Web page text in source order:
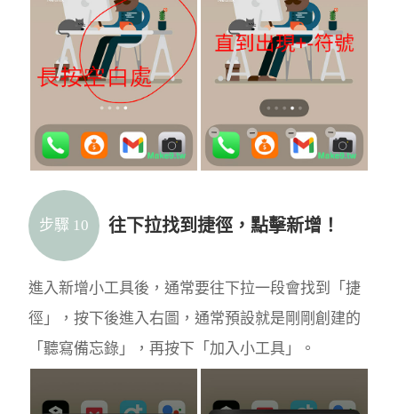
步驟 10 往下拉找到捷徑，點擊新增！
進入新增小工具後，通常要往下拉一段會找到「捷
徑」，按下後進入右圖，通常預設就是剛剛創建的
「聽寫備忘錄」，再按下「加入小工具」。